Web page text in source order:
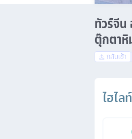
ทัวร์จี
ตุ๊กตาหิ
กลับเช้า
ไฮไล